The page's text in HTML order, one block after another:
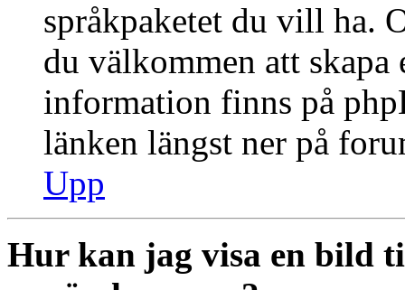
språkpaketet du vill ha.
du välkommen att
information finns på
länken längst ner på
Upp
Hur kan jag visa en bild